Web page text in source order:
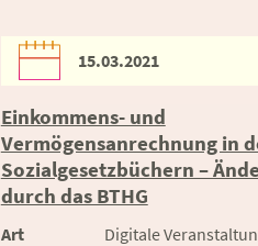
15.03.2021
Einkommens- und
Vermögensanrechnung in
Sozialgesetzbüchern –
durch das BTHG
Art
Digitale